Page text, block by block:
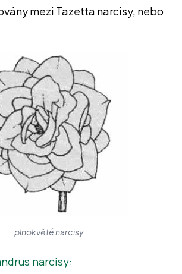
mezi Tazetta narcisy, nebo
plnokvěté narcisy
narcisy: